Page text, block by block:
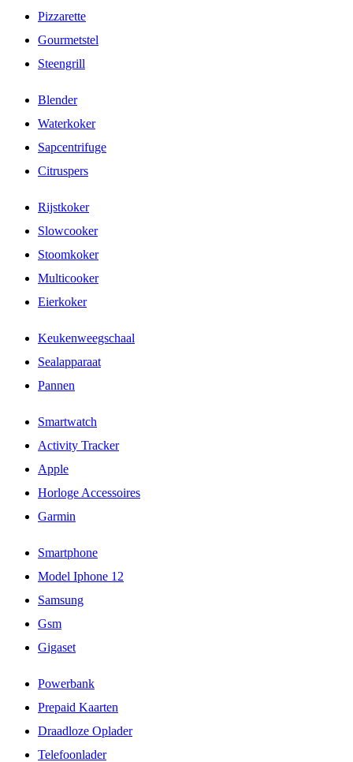
Pizzarette
Gourmetstel
Steengrill
Blender
Waterkoker
Sapcentrifuge
Citruspers
Rijstkoker
Slowcooker
Stoomkoker
Multicooker
Eierkoker
Keukenweegschaal
Sealapparaat
Pannen
Smartwatch
Activity Tracker
Apple
Horloge Accessoires
Garmin
Smartphone
Model Iphone 12
Samsung
Gsm
Gigaset
Powerbank
Prepaid Kaarten
Draadloze Oplader
Telefoonlader